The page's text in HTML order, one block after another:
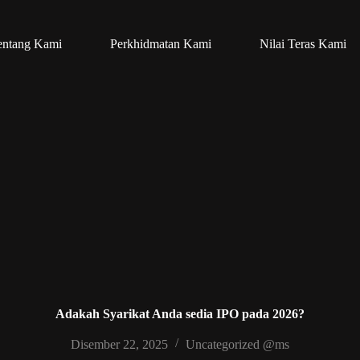
Kami Perkhidmatan Kami Nilai Teras Kami
Adakah Syarikat Anda sedia IPO pada 2026?
Disember 22, 2025 Uncategorized @ms